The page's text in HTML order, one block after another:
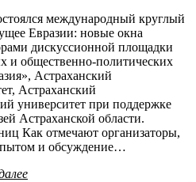
международный круглый
Евразии: новые окна
дискуссионной площадки
и общественно-политических
Астраханский
Астраханский
университет при поддержке
Астраханской области.
Как отмечают организаторы,
и обсуждение…